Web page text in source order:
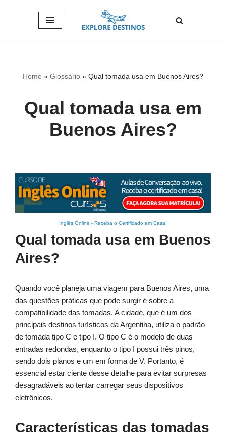
Home » Glossário » Qual tomada usa em Buenos Aires?
Qual tomada usa em
Buenos Aires?
Inglês Online - Receba o Certificado em Casa!
Qual tomada usa em Buenos
Aires?
Quando você planeja uma viagem para Buenos Aires, uma
das questões práticas que pode surgir é sobre a
compatibilidade das tomadas. A cidade, que é um dos
principais destinos turísticos da Argentina, utiliza o padrão
de tomada tipo C e tipo I. O tipo C é o modelo de duas
entradas redondas, enquanto o tipo I possui três pinos,
sendo dois planos e um em forma de V. Portanto, é
essencial estar ciente desse detalhe para evitar surpresas
desagradáveis ao tentar carregar seus dispositivos
eletrônicos.
Características das tomadas